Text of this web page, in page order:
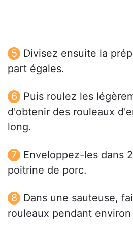
Divisez ensuite la
part égales.
Puis roulez les
d'obtenir des rouleaux
long.
Enveloppez-les dans
poitrine de porc.
Dans une sauteuse,
rouleaux pendant environ